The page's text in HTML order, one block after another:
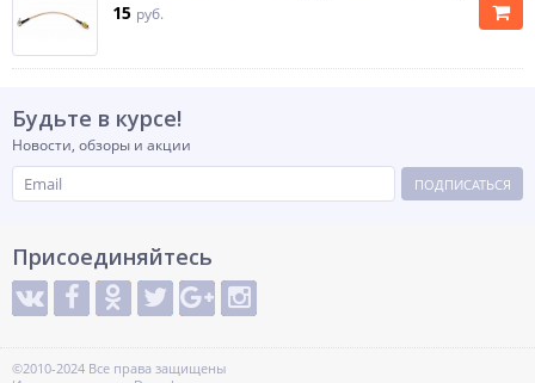
15 руб.
Будьте в курсе!
Новости, обзоры и акции
ПОДПИСАТЬСЯ
Присоединяйтесь
©2010-2024 Все права защищены